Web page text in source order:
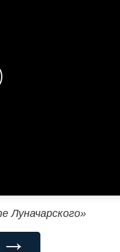
Луначарского»
→